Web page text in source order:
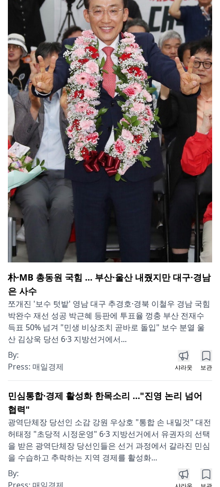
朴·MB 총동원 국힘 … 부산·울산 내줬지만 대구·경남
은 사수
쪼개진 '보수 텃밭' 영남 대구 추경호·경북 이철우 경남 국힘
박완수 재선 성공 박근혜 등판에 투표율 껑충 부산 전재수
득표 50% 넘겨 "민생 비상조치 곧바로 돌입" 보수 분열 울
산 김상욱 당선 6·3 지방선거에서...
By:
Press: 매일경제 샤라웃 보관
민심통합·경제 활성화 한목소리 …"진영 논리 넘어
협력"
광역단체장 당선인 소감 강원 우상호 "통합 손 내밀것" 대전
허태정 "초당적 시정운영" 6·3 지방선거에서 유권자의 선택
을 받은 광역단체장 당선인들은 선거 과정에서 갈라진 민심
을 수습하고 추락하는 지역 경제를 활성화...
By: